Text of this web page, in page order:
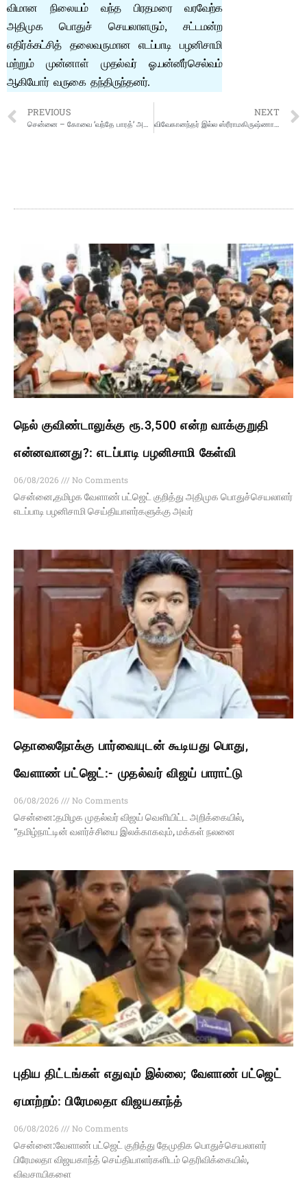
விமான நிலையம் வந்த பிரதமரை வரவேற்க
அதிமுக பொதுச் செயலாளரும், சட்டமன்ற
எதிர்க்கட்சித் தலைவருமான எடப்பாடி பழனிசாமி
மற்றும் முன்னாள் முதல்வர் ஓ.பன்னீர்செல்வம்
ஆகியோர் வருகை தந்திருந்தனர்.
PREVIOUS
சென்னை – கோவை ‘வந்தே பாரத்’ அதிவிரைவு ரயிலை பிரதமர் மோடி தொடங்கி வைத்தார்
NEXT
விவேகானந்தர் இல்ல ஸ்ரீராமகிருஷ்ணா மடத்தின் 125-வது ஆண்டு விழாவில் பிரதமர் பங்கேற்பு
நெல் குவிண்டாலுக்கு ரூ.3,500 என்ற வாக்குறுதி
என்னவானது?: எடப்பாடி பழனிசாமி கேள்வி
06/08/2026
No Comments
சென்னை,தமிழக வேளாண் பட்ஜெட் குறித்து அதிமுக பொதுச்செயலாளர்
எடப்பாடி பழனிசாமி செய்தியாளர்களுக்கு அவர்
தொலைநோக்கு பார்வையுடன் கூடியது பொது,
வேளாண் பட்ஜெட்:- முதல்வர் விஜய் பாராட்டு
06/08/2026
No Comments
சென்னை:தமிழக முதல்வர் விஜய் வெளியிட்ட அறிக்கையில்,
“தமிழ்நாட்டின் வளர்ச்சியை இலக்காகவும், மக்கள் நலனை
புதிய திட்டங்கள் எதுவும் இல்லை; வேளாண் பட்ஜெட்
ஏமாற்றம்: பிரேமலதா விஜயகாந்த்
06/08/2026
No Comments
சென்னை:வேளாண் பட்ஜெட் குறித்து தேமுதிக பொதுச்செயலாளர்
பிரேமலதா விஜயகாந்த் செய்தியாளர்களிடம் தெரிவிக்கையில்,
விவசாயிகளை